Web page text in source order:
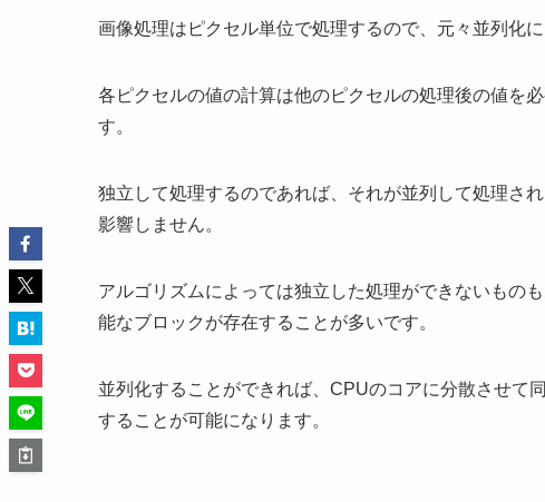
画像処理はピクセル単位で処理するので、元々並列化
各ピクセルの値の計算は他のピクセルの処理後の値を
す。
独立して処理するのであれば、それが並列して処理さ
影響しません。
アルゴリズムによっては独立した処理ができないもの
能なブロックが存在することが多いです。
並列化することができれば、CPUのコアに分散させて
することが可能になります。